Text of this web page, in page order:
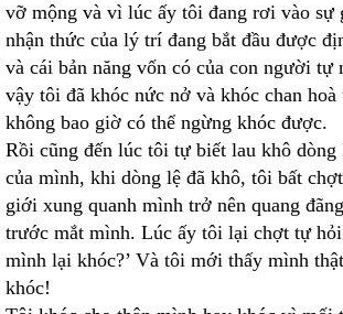
vỡ mộng và vì lúc ấy tôi đang rơi vào sự
nhận thức của lý trí đang bắt đầu được
và cái bản năng vốn có của con người tự
vậy tôi đã khóc nức nở và khóc chan hoà
không bao giờ có thể ngừng khóc được.
Rồi cũng đến lúc tôi tự biết lau khô dòng
của mình, khi dòng lệ đã khô, tôi bất
giới xung quanh mình trở nên quang
trước mắt mình. Lúc ấy tôi lại chợt tự hỏi
mình lại khóc?’ Và tôi mới thấy mình
khóc!